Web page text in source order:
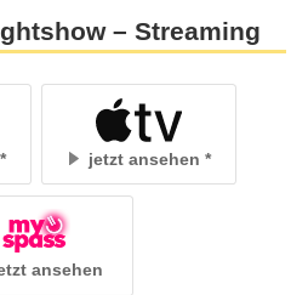
– Streaming
jetzt ansehen
ansehen